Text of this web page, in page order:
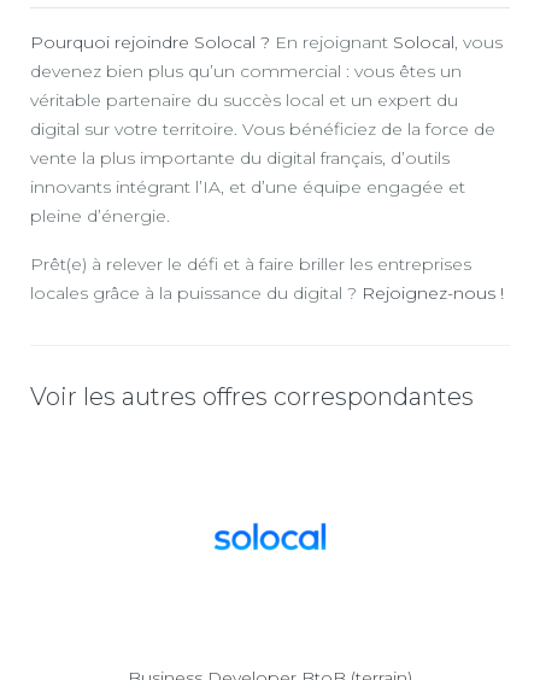
Pourquoi rejoindre Solocal ? En rejoignant Solocal, vous
devenez bien plus qu’un commercial : vous êtes un
véritable partenaire du succès local et un expert du
digital sur votre territoire. Vous bénéficiez de la force de
vente la plus importante du digital français, d’outils
innovants intégrant l’IA, et d’une équipe engagée et
pleine d’énergie.
Prêt(e) à relever le défi et à faire briller les entreprises
locales grâce à la puissance du digital ? Rejoignez-nous !
Voir les autres offres correspondantes